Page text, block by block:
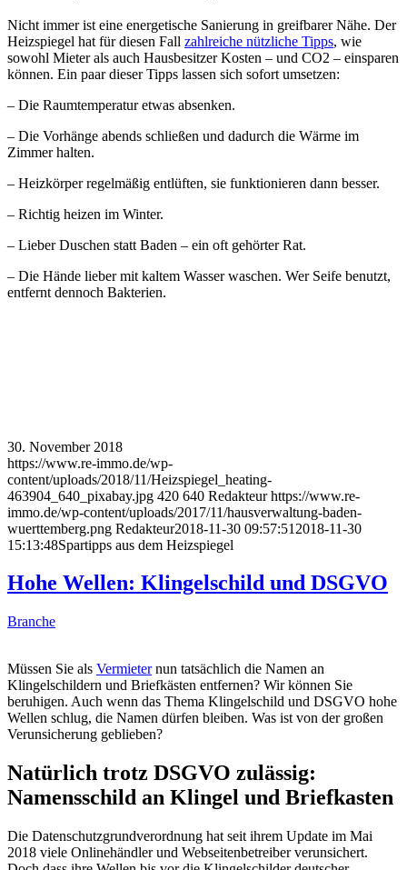
Nicht immer ist eine energetische Sanierung in greifbarer Nähe. Der
Heizspiegel hat für diesen Fall zahlreiche nützliche Tipps, wie
sowohl Mieter als auch Hausbesitzer Kosten – und CO2 – einsparen
können. Ein paar dieser Tipps lassen sich sofort umsetzen:
– Die Raumtemperatur etwas absenken.
– Die Vorhänge abends schließen und dadurch die Wärme im
Zimmer halten.
– Heizkörper regelmäßig entlüften, sie funktionieren dann besser.
– Richtig heizen im Winter.
– Lieber Duschen statt Baden – ein oft gehörter Rat.
– Die Hände lieber mit kaltem Wasser waschen. Wer Seife benutzt,
entfernt dennoch Bakterien.
30. November 2018
https://www.re-immo.de/wp-
content/uploads/2018/11/Heizspiegel_heating-
463904_640_pixabay.jpg 420 640 Redakteur https://www.re-
immo.de/wp-content/uploads/2017/11/hausverwaltung-baden-
wuerttemberg.png Redakteur2018-11-30 09:57:51 2018-11-30
15:13:48Spartipps aus dem Heizspiegel
Hohe Wellen: Klingelschild und DSGVO
Branche
Müssen Sie als Vermieternun tatsächlich die Namen an
Klingelschildern und Briefkästen entfernen? Wir können Sie
beruhigen. Auch wenn das Thema Klingelschild und DSGVO hohe
Wellen schlug, die Namen dürfen bleiben. Was ist von der großen
Verunsicherung geblieben?
Natürlich trotz DSGVO zulässig:
Namensschild an Klingel und Briefkasten
Die Datenschutzgrundverordnung hat seit ihrem Update im Mai
2018 viele Onlinehändler und Webseitenbetreiber verunsichert.